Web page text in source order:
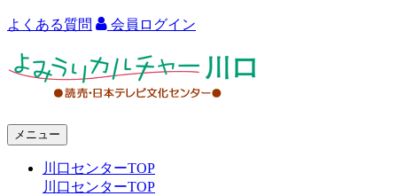
よくある質問 会員ログイン
メニュー
川口センターTOP
川口センターTOP